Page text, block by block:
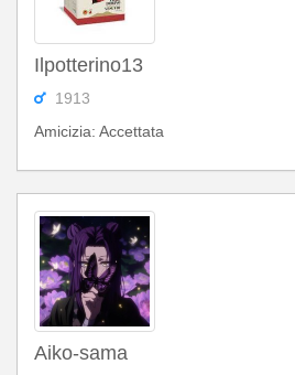
Ilpotterino13
1913
Amicizia: Accettata
Aiko-sama